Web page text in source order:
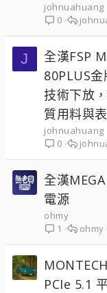
johnuahuang
0
J
全漢FSP
80PLUS
技術下放
質用料與
johnuahuang
0
全漢
電源
ohmy
1
ohmy
PCIe 5.1